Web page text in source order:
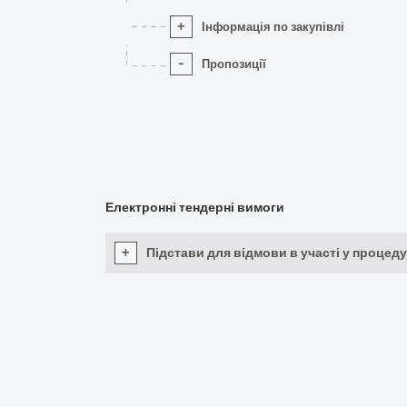
+ Інформація по закупівлі
- Пропозиції
Електронні тендерні вимоги
+ Підстави для відмови в участі у